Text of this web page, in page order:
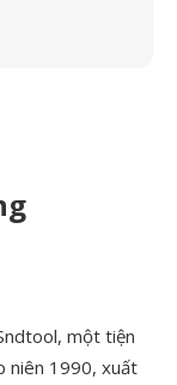
một tiện
niên 1990, xuất